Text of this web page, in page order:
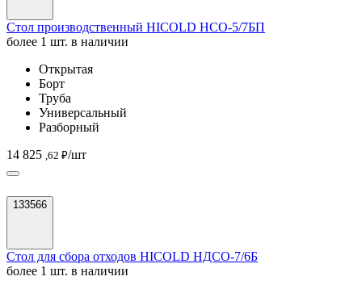
Стол производственный HICOLD НСО-5/7БП
более 1 шт. в наличии
Открытая
Борт
Труба
Универсальный
Разборный
14 825 ,62 ₽/шт
133566
Стол для сбора отходов HICOLD НДСО-7/6Б
более 1 шт. в наличии